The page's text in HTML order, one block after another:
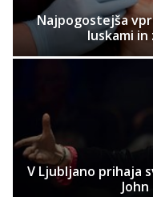
Najpogostejša
luskami
V Ljubljano prihaja